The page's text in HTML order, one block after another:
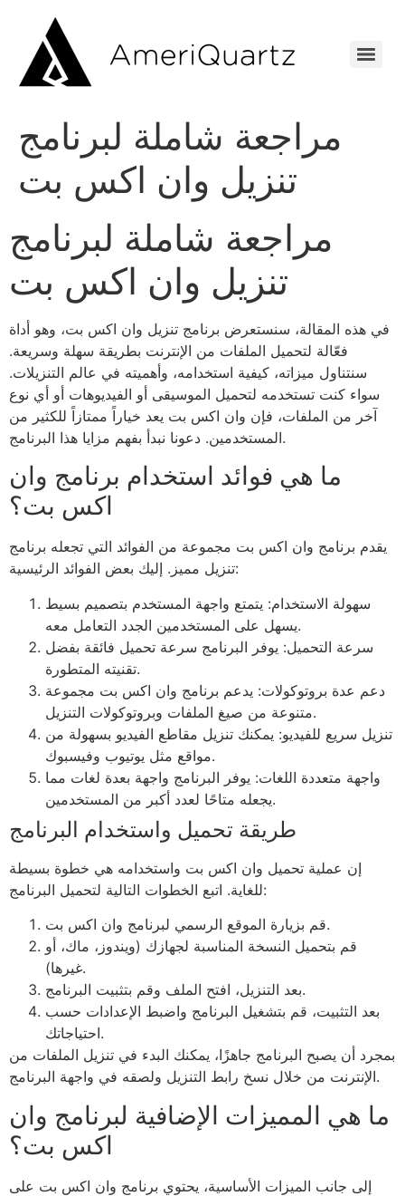
مراجعة شاملة لبرنامج
تنزيل وان اكس بت
مراجعة شاملة لبرنامج
تنزيل وان اكس بت
في هذه المقالة، سنستعرض برنامج تنزيل وان اكس بت، وهو أداة
فعّالة لتحميل الملفات من الإنترنت بطريقة سهلة وسريعة.
سنتناول ميزاته، كيفية استخدامه، وأهميته في عالم التنزيلات.
سواء كنت تستخدمه لتحميل الموسيقى أو الفيديوهات أو أي نوع
آخر من الملفات، فإن وان اكس بت يعد خياراً ممتازاً للكثير من
المستخدمين. دعونا نبدأ بفهم مزايا هذا البرنامج.
ما هي فوائد استخدام برنامج وان
اكس بت؟
يقدم برنامج وان اكس بت مجموعة من الفوائد التي تجعله برنامج
تنزيل مميز. إليك بعض الفوائد الرئيسية:
سهولة الاستخدام: يتمتع واجهة المستخدم بتصميم بسيط
يسهل على المستخدمين الجدد التعامل معه.
سرعة التحميل: يوفر البرنامج سرعة تحميل فائقة بفضل
تقنيته المتطورة.
دعم عدة بروتوكولات: يدعم برنامج وان اكس بت مجموعة
متنوعة من صيغ الملفات وبروتوكولات التنزيل.
تنزيل سريع للفيديو: يمكنك تنزيل مقاطع الفيديو بسهولة من
مواقع مثل يوتيوب وفيسبوك.
واجهة متعددة اللغات: يوفر البرنامج واجهة بعدة لغات مما
يجعله متاحًا لعدد أكبر من المستخدمين.
طريقة تحميل واستخدام البرنامج
إن عملية تحميل وان اكس بت واستخدامه هي خطوة بسيطة
للغاية. اتبع الخطوات التالية لتحميل البرنامج:
قم بزيارة الموقع الرسمي لبرنامج وان اكس بت.
قم بتحميل النسخة المناسبة لجهازك (ويندوز، ماك، أو
غيرها).
بعد التنزيل، افتح الملف وقم بتثبيت البرنامج.
بعد التثبيت، قم بتشغيل البرنامج واضبط الإعدادات حسب
احتياجاتك.
بمجرد أن يصبح البرنامج جاهزًا، يمكنك البدء في تنزيل الملفات من
الإنترنت من خلال نسخ رابط التنزيل ولصقه في واجهة البرنامج.
ما هي المميزات الإضافية لبرنامج وان
اكس بت؟
إلى جانب الميزات الأساسية، يحتوي برنامج وان اكس بت على